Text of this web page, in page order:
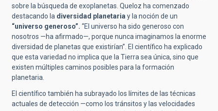
sobre la búsqueda de exoplanetas. Queloz ha comenzado
destacando la diversidad planetaria y la noción de un
“universo generoso”. “El universo ha sido generoso con
nosotros —ha afirmado—, porque nunca imaginamos la enorme
diversidad de planetas que existirían”. El científico ha explicado
que esta variedad no implica que la Tierra sea única, sino que
existen múltiples caminos posibles para la formación
planetaria.
El científico también ha subrayado los límites de las técnicas
actuales de detección —como los tránsitos y las velocidades